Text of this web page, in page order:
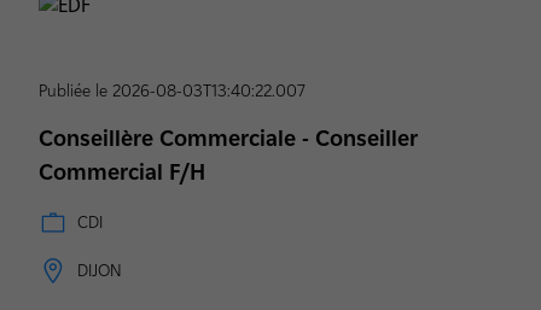
Publiée le 2026-08-03T13:40:22.007
Conseillère Commerciale - Conseiller
Commercial F/H
CDI
DIJON